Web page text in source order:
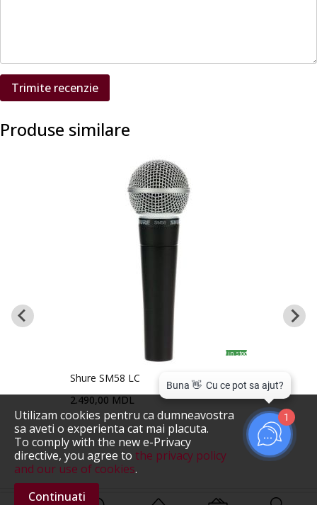
Utilizam cookies pentru ca dumneavostra
sa aveti o experienta cat mai placuta.
To comply with the new e-Privacy
directive, you agree to the privacy policy
and our use of cookies.
Continuati
Trimite recenzie
Produse similare
in stoc
Shure SM58 LC
2.490,00 MDL
1